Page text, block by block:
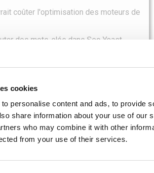
cookies
personalise content and ads, to provide
share information about your use of our
who may combine it with other
from your use of their services.
coûter l'optimisation des moteurs de
des mots-clés dans Seo Yoast
( 96 )
SEO Tool Directoy
SEO Tool Directoy
SEO Tool Directoy
- Meilleur outil de référencement direct